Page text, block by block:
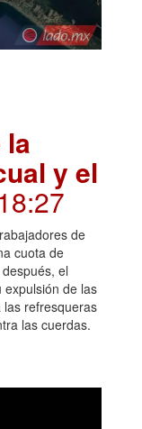
y el
de
cuota de
el
expulsión de las
refresqueras
las cuerdas.